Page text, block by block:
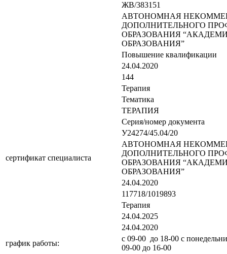
ЖВ/383151
АВТОНОМНАЯ
ДОПОЛНИТЕЛЬНОГО
ОБРАЗОВАНИЯ
ОБРАЗОВАНИЯ”
Повышение квалификации
24.04.2020
144
Терапия
Тематика
ТЕРАПИЯ
Серия/номер документа
У24274/45.04/20
сертификат специалиста
АВТОНОМНАЯ
ДОПОЛНИТЕЛЬНОГО
ОБРАЗОВАНИЯ
ОБРАЗОВАНИЯ”
24.04.2020
117718/1019893
Терапия
24.04.2025
24.04.2020
график работы:
с 09-00 до 18-00 с
09-00 до 16-00